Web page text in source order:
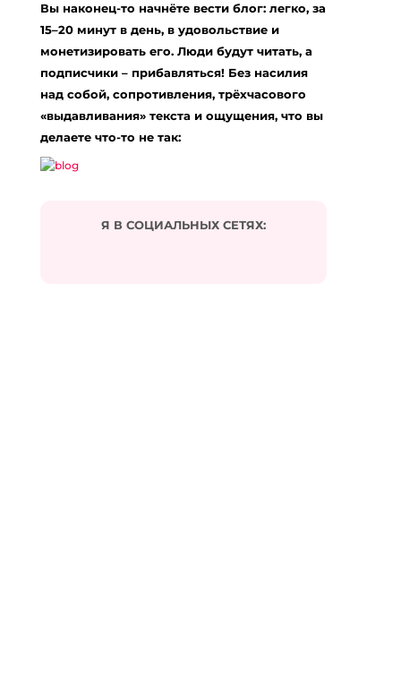
Обязательные поля помечены*
Подписаться на комментарии по e-mail
Вы наконец-то начнёте вести блог: легко, за
15–20 минут в день, в удовольствие и
монетизировать его. Люди будут читать, а
подписчики – прибавляться! Без насилия
над собой, сопротивления, трёхчасового
«выдавливания» текста и ощущения, что вы
делаете что-то не так:
Я В СОЦИАЛЬНЫХ СЕТЯХ: